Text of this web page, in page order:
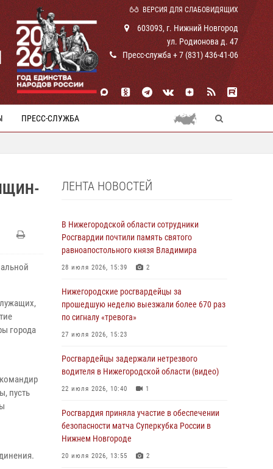
ВЕРСИЯ ДЛЯ СЛАБОВИДЯЩИХ
603093, г. Нижний Новгород
ул. Родионова д. 47
Пресс-служба + 7 (831) 436-41-06
ПРЕСС-СЛУЖБА
города
пусть
ЛЕНТА НОВОСТЕЙ
В Нижегородской области сотрудники
Росгвардии почтили память святого
равноапостольного князя Владимира
28 июля 2026, 15:39 2
Нижегородские росгвардейцы за
прошедшую неделю выезжали более 670 раз
по сигналу «тревога»
27 июля 2026, 15:23
Росгвардейцы задержали нетрезвого
водителя в Нижегородской области (видео)
22 июля 2026, 10:40 1
Росгвардия приняла участие в обеспечении
безопасности матча Суперкубка России в
Нижнем Новгороде
20 июля 2026, 13:55 2